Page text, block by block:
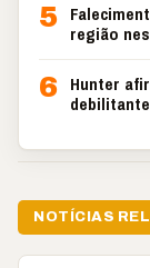
5
região
6 Hunter
debilitante
NOTÍCIAS